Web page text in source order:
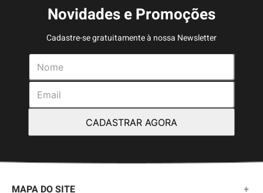
Novidades e Promoções
Cadastre-se gratuitamente à nossa Newsletter
CADASTRAR AGORA
MAPA DO SITE +